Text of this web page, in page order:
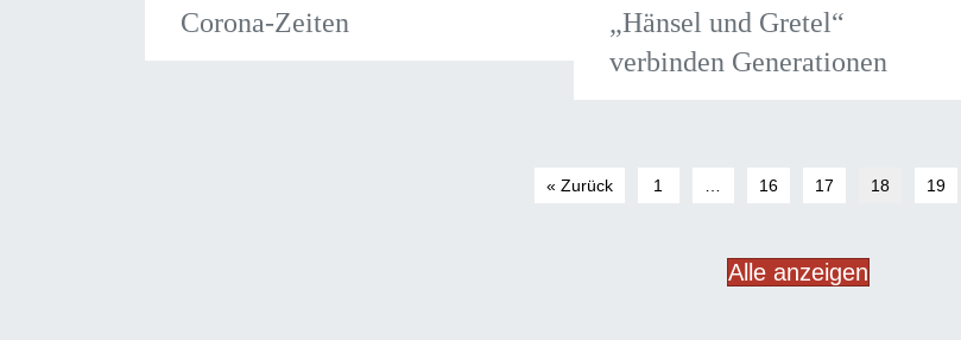
Corona-Zeiten
„Hänsel und Gretel“
verbinden Generationen
« Zurück 1 16 17 18 19
Alle anzeigen